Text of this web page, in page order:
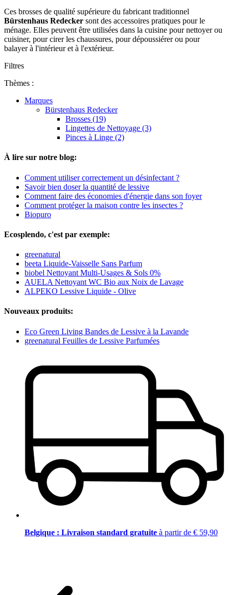
Ces brosses de qualité supérieure du fabricant traditionnel
Bürstenhaus Redecker sont des accessoires pratiques pour le
ménage. Elles peuvent être utilisées dans la cuisine pour nettoyer ou
cuisiner, pour cirer les chaussures, pour dépoussiérer ou pour
balayer à l'intérieur et à l'extérieur.
Filtres
Thèmes :
Marques
Bürstenhaus Redecker
Brosses (19)
Lingettes de Nettoyage (3)
Pinces à Linge (2)
À lire sur notre blog:
Comment utiliser correctement un désinfectant ?
Savoir bien doser la quantité de lessive
Comment faire des économies d'énergie dans son foyer
Comment protéger la maison contre les insectes ?
Biopuro
Ecosplendo, c'est par exemple:
greenatural
beeta Liquide-Vaisselle Sans Parfum
biobel Nettoyant Multi-Usages & Sols 0%
AUELA Nettoyant WC Bio aux Noix de Lavage
ALPEKO Lessive Liquide - Olive
Nouveaux produits:
Eco Green Living Bandes de Lessive à la Lavande
greenatural Feuilles de Lessive Parfumées
Belgique : Livraison standard gratuite à partir de € 59,90